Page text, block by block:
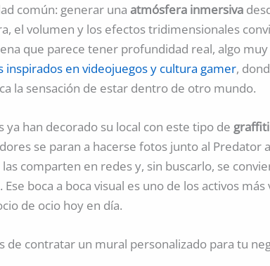
común: generar una atmósfera inmersiva
el volumen y los efectos tridimensionales
que parece tener profundidad real, algo
inspirados en videojuegos y cultura gamer,
la sensación de estar dentro de otro mundo.
ya han decorado su local con este tipo de
se paran a hacerse fotos junto al Predator
comparten en redes y, sin buscarlo, se
Ese boca a boca visual es uno de los activos
de ocio hoy en día.
de contratar un mural personalizado para tu